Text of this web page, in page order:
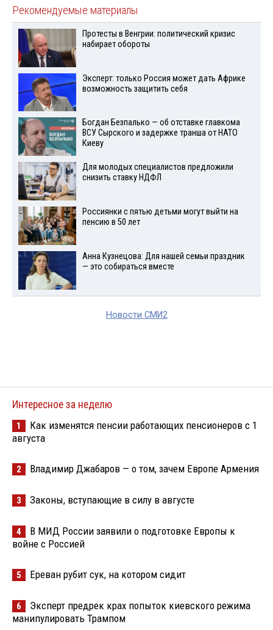
Рекомендуемые материалы
Протесты в Венгрии: политический кризис
набирает обороты
Эксперт: только Россия может дать Африке
возможность защитить себя
Богдан Безпалько — об отставке главкома
ВСУ Сырского и задержке транша от НАТО
Киеву
Для молодых специалистов предложили
снизить ставку НДФЛ
Россиянки с пятью детьми могут выйти на
пенсию в 50 лет
Анна Кузнецова: Для нашей семьи праздник
— это собираться вместе
Новости СМИ2
Интересное за неделю
1
Как изменятся пенсии работающих пенсионеров с 1
августа
2 Владимир Джабаров — о том, зачем Европе Армения
3 Законы, вступающие в силу в августе
4
В МИД России заявили о подготовке Европы к
войне с Россией
5 Ереван рубит сук, на котором сидит
6
Эксперт предрек крах попыток киевского режима
манипулировать Трампом